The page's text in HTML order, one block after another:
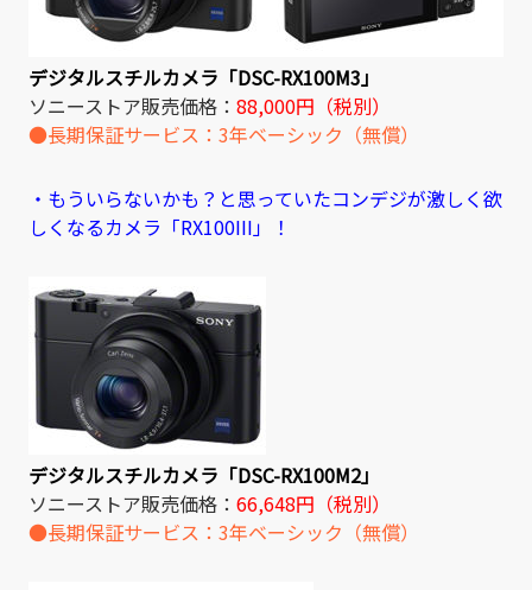
デジタルスチルカメラ「DSC-RX100M3」
ソニーストア販売価格： 88,000円（税別）
●長期保証サービス：3年ベーシック（無償）
・もういらないかも？と思っていたコンデジが激しく欲
しくなるカメラ「RX100III」！
デジタルスチルカメラ「DSC-RX100M2」
ソニーストア販売価格： 66,648円（税別）
●長期保証サービス：3年ベーシック（無償）